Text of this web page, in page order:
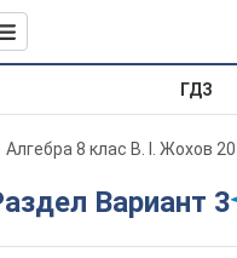
ГДЗ
Алгебра 8 клас В. І. Жохов
Раздел Вариант 3